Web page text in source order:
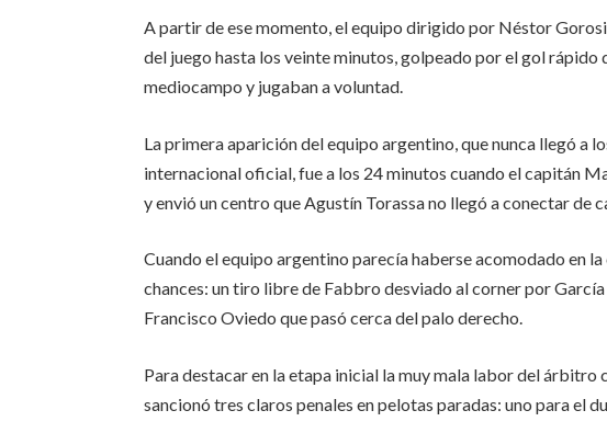
A partir de ese momento, el equipo dirigido por Néstor
del juego hasta los veinte minutos, golpeado por el gol rápido
mediocampo y jugaban a voluntad.
La primera aparición del equipo argentino, que nunca llegó a
internacional oficial, fue a los 24 minutos cuando el capitán
y envió un centro que Agustín Torassa no llegó a conectar de
Cuando el equipo argentino parecía haberse acomodado en
chances: un tiro libre de Fabbro desviado al corner por
Francisco Oviedo que pasó cerca del palo derecho.
Para destacar en la etapa inicial la muy mala labor del árbitro
sancionó tres claros penales en pelotas paradas: uno para el